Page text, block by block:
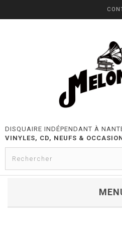
DISQUAIRE INDÉPENDANT À
VINYLES, CD, NEUFS &